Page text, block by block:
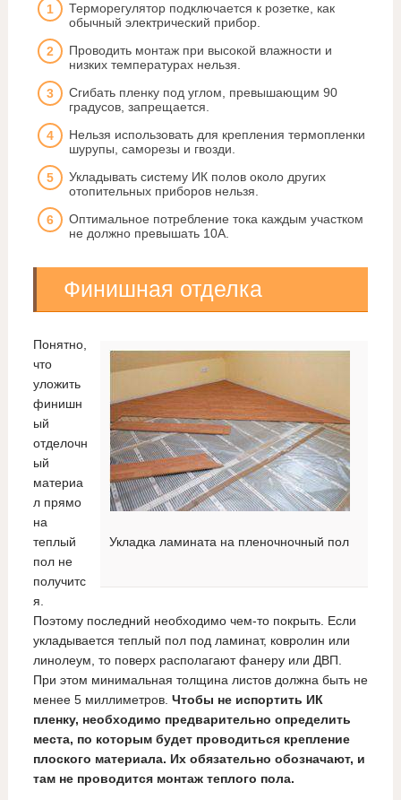
Терморегулятор подключается к розетке, как
обычный электрический прибор.
Проводить монтаж при высокой влажности и
низких температурах нельзя.
Сгибать пленку под углом, превышающим 90
градусов, запрещается.
Нельзя использовать для крепления термопленки
шурупы, саморезы и гвозди.
Укладывать систему ИК полов около других
отопительных приборов нельзя.
Оптимальное потребление тока каждым участком
не должно превышать 10А.
Финишная отделка
Укладка ламината на пленочночный пол
Понятно,
что
уложить
финишн
ый
отделочн
ый
материа
л прямо
на
теплый
пол не
получитс
я.
Поэтому последний необходимо чем-то покрыть. Если
укладывается теплый пол под ламинат, ковролин или
линолеум, то поверх располагают фанеру или ДВП.
При этом минимальная толщина листов должна быть не
менее 5 миллиметров. Чтобы не испортить ИК
пленку, необходимо предварительно определить
места, по которым будет проводиться крепление
плоского материала. Их обязательно обозначают, и
там не проводится монтаж теплого пола.